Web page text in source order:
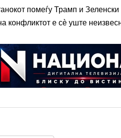
помеѓу Трамп и
конфликтот е сè уште